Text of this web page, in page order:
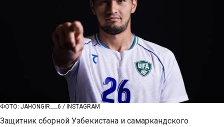
ФОТО: JAHONGIR___6 / INSTAGRAM
Защитник сборной Узбекистана и самаркандского